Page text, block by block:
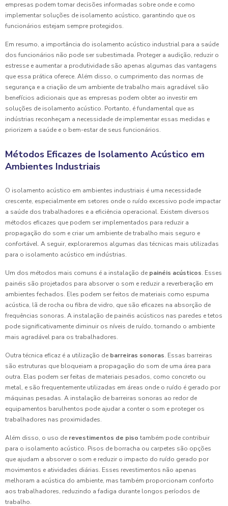
empresas podem tomar decisões informadas sobre onde e como
implementar soluções de isolamento acústico, garantindo que os
funcionários estejam sempre protegidos.
Em resumo, a importância do isolamento acústico industrial para a saúde
dos funcionários não pode ser subestimada. Proteger a audição, reduzir o
estresse e aumentar a produtividade são apenas algumas das vantagens
que essa prática oferece. Além disso, o cumprimento das normas de
segurança e a criação de um ambiente de trabalho mais agradável são
benefícios adicionais que as empresas podem obter ao investir em
soluções de isolamento acústico. Portanto, é fundamental que as
indústrias reconheçam a necessidade de implementar essas medidas e
priorizem a saúde e o bem-estar de seus funcionários.
Métodos Eficazes de Isolamento Acústico em
Ambientes Industriais
O isolamento acústico em ambientes industriais é uma necessidade
crescente, especialmente em setores onde o ruído excessivo pode impactar
a saúde dos trabalhadores e a eficiência operacional. Existem diversos
métodos eficazes que podem ser implementados para reduzir a
propagação do som e criar um ambiente de trabalho mais seguro e
confortável. A seguir, exploraremos algumas das técnicas mais utilizadas
para o isolamento acústico em indústrias.
Um dos métodos mais comuns é a instalação de painéis acústicos. Esses
painéis são projetados para absorver o som e reduzir a reverberação em
ambientes fechados. Eles podem ser feitos de materiais como espuma
acústica, lã de rocha ou fibra de vidro, que são eficazes na absorção de
frequências sonoras. A instalação de painéis acústicos nas paredes e tetos
pode significativamente diminuir os níveis de ruído, tornando o ambiente
mais agradável para os trabalhadores.
Outra técnica eficaz é a utilização de barreiras sonoras. Essas barreiras
são estruturas que bloqueiam a propagação do som de uma área para
outra. Elas podem ser feitas de materiais pesados, como concreto ou
metal, e são frequentemente utilizadas em áreas onde o ruído é gerado por
máquinas pesadas. A instalação de barreiras sonoras ao redor de
equipamentos barulhentos pode ajudar a conter o som e proteger os
trabalhadores nas proximidades.
Além disso, o uso de revestimentos de piso também pode contribuir
para o isolamento acústico. Pisos de borracha ou carpetes são opções
que ajudam a absorver o som e reduzir o impacto do ruído gerado por
movimentos e atividades diárias. Esses revestimentos não apenas
melhoram a acústica do ambiente, mas também proporcionam conforto
aos trabalhadores, reduzindo a fadiga durante longos períodos de
trabalho.